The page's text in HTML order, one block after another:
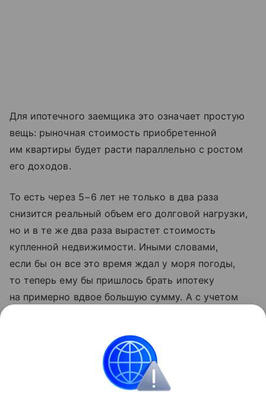
Для ипотечного заемщика это означает простую
вещь: рыночная стоимость приобретенной
им квартиры будет расти параллельно с ростом
его доходов.
То есть через 5−6 лет не только в два раза
снизится реальный объем его долговой нагрузки,
но и в те же два раза вырастет стоимость
купленной недвижимости. Иными словами,
если бы он все это время ждал у моря погоды,
то теперь ему бы пришлось брать ипотеку
на примерно вдвое большую сумму. А с учетом
выглядит совершенно неоправданной.